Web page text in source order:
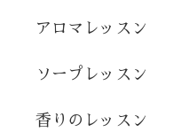
アロマレッスン
ソープレッスン
香りのレッスン